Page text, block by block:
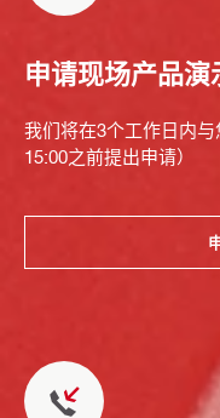
申请现场产品演
我们将在3个工作日内
15:00之前提出申请）